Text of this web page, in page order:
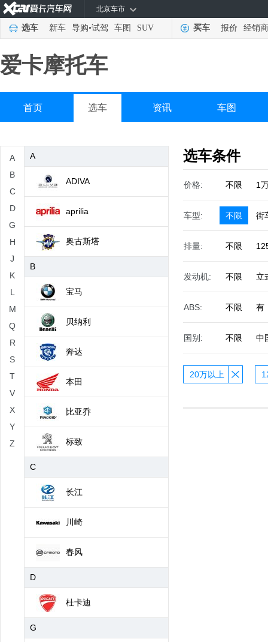
北京车市
选车 新车 导购•试驾 车图 SUV 买车 报价 经销商
爱卡摩托车
首页 选车 资讯 车图
A
B
C
D
G
H
J
K
L
M
Q
R
S
T
V
X
Y
Z
A
ADIVA
aprilia
奥古斯塔
B
宝马
贝纳利
奔达
本田
比亚乔
标致
C
长江
川崎
春风
D
杜卡迪
G
选车条件
价格: 不限 1
车型: 不限 街
排量: 不限
发动机: 不限 立
ABS: 不限 有
国别: 不限 中
20万以上